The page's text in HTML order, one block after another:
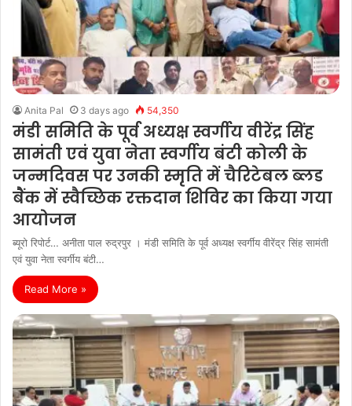
Anita Pal 3 days ago 54,350
मंडी समिति के पूर्व अध्यक्ष स्वर्गीय वीरेंद्र सिंह
सामंती एवं युवा नेता स्वर्गीय बंटी कोली के
जन्मदिवस पर उनकी स्मृति में चैरिटेबल ब्लड
बैंक में स्वैच्छिक रक्तदान शिविर का किया गया
आयोजन
ब्यूरो रिपोर्ट… अनीता पाल रुद्रपुर । मंडी समिति के पूर्व अध्यक्ष स्वर्गीय वीरेंद्र सिंह सामंती
एवं युवा नेता स्वर्गीय बंटी…
Read More »